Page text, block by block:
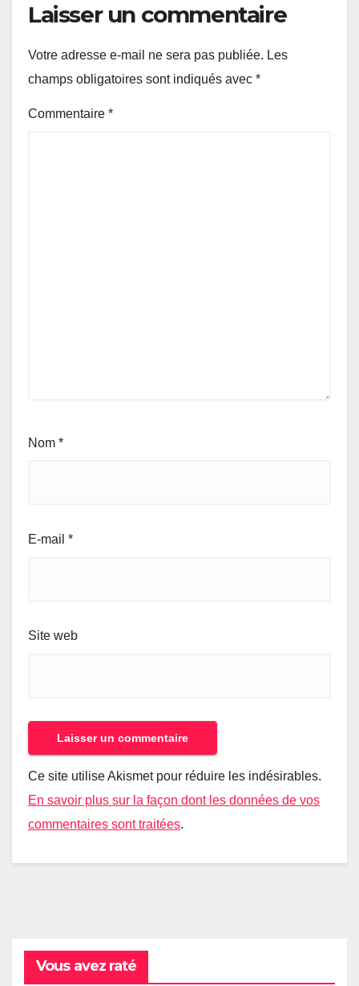
Laisser un commentaire
Votre adresse e-mail ne sera pas publiée. Les
champs obligatoires sont indiqués avec *
Commentaire *
Nom *
E-mail *
Site web
Ce site utilise Akismet pour réduire les indésirables.
En savoir plus sur la façon dont les données de vos
commentaires sont traitées.
Vous avez raté